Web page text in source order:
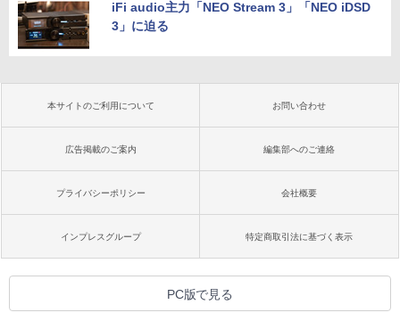
iFi audio主力「NEO Stream 3」「NEO iDSD
3」に迫る
本サイトのご利用について お問い合わせ
広告掲載のご案内 編集部へのご連絡
プライバシーポリシー 会社概要
インプレスグループ 特定商取引法に基づく表示
PC版で見る